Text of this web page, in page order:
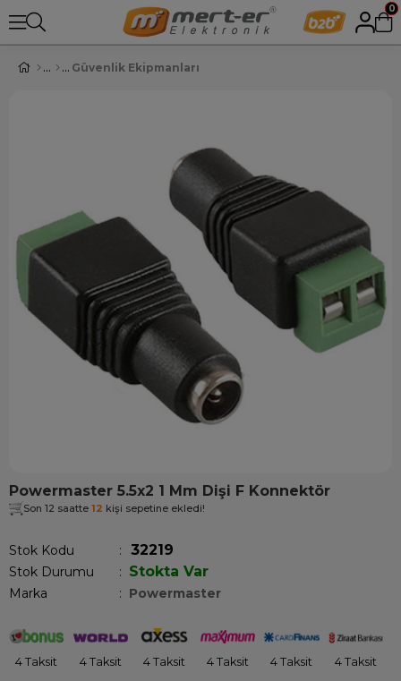
0
Güvenlik Ekipmanları
Powermaster 5.5x2 1 Mm Dişi F Konnektör
Son 12 saatte 12 kişi sepetine ekledi!
Stok Kodu 32219
Stok Durumu : Stokta Var
Marka : Powermaster
4 Taksit 4 Taksit 4 Taksit 4 Taksit 4 Taksit 4 Taksit